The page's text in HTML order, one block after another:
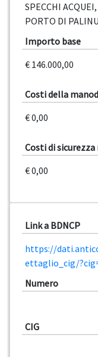
SPECCHI
PORTO DI
Importo base
€ 146.000,00
Costi della
€ 0,00
Costi di
€ 0,00
Link a BDNCP
https://
ettaglio_cig/
Numero
CIG